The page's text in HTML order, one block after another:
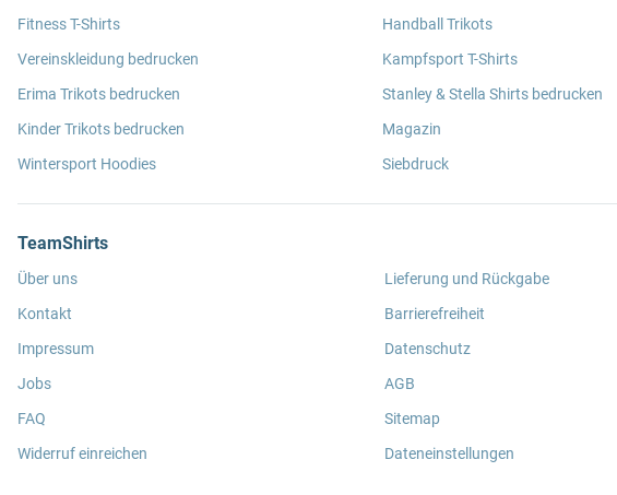
Fitness T-Shirts
Vereinskleidung bedrucken
Erima Trikots bedrucken
Kinder Trikots bedrucken
Wintersport Hoodies
Handball Trikots
Kampfsport T-Shirts
Stanley & Stella Shirts bedrucken
Magazin
Siebdruck
TeamShirts
Über uns
Kontakt
Impressum
Jobs
FAQ
Widerruf einreichen
Lieferung und Rückgabe
Barrierefreiheit
Datenschutz
AGB
Sitemap
Dateneinstellungen